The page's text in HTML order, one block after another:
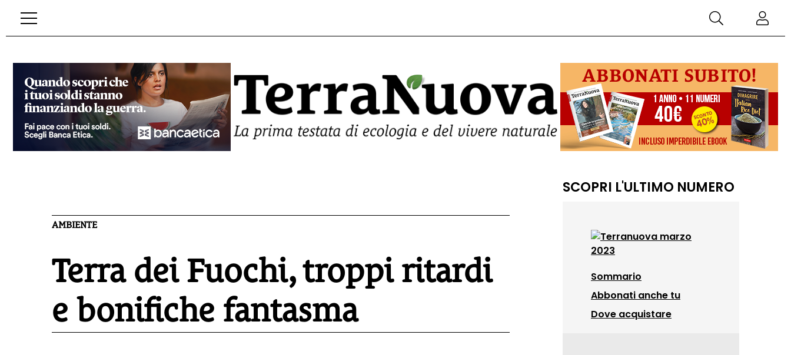
AMBIENTE
Terra dei Fuochi, troppi ritardi
e bonifiche fantasma
SCOPRI L'ULTIMO NUMERO
Sommario
Abbonati anche tu
Dove acquistare